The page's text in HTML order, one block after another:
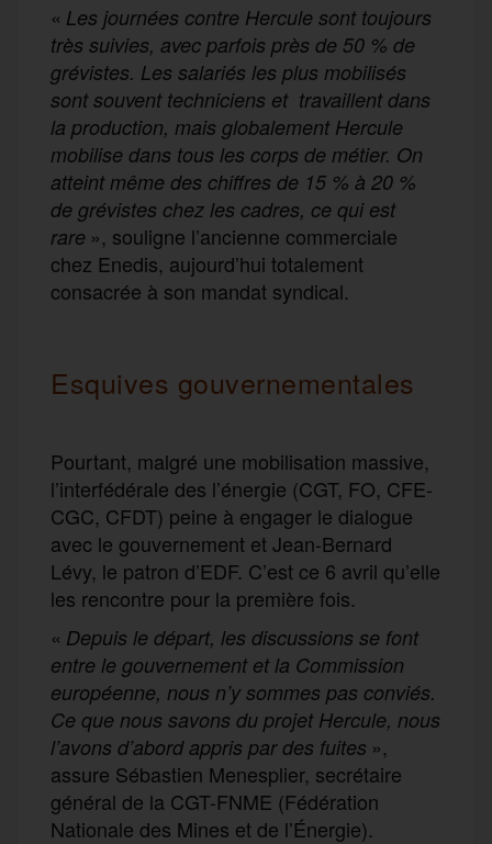
« Les journées contre Hercule sont toujours
très suivies, avec parfois près de 50 % de
grévistes. Les salariés les plus mobilisés
sont souvent techniciens et travaillent dans
la production, mais globalement Hercule
mobilise dans tous les corps de métier. On
atteint même des chiffres de 15 % à 20 %
de grévistes chez les cadres, ce qui est
rare », souligne l’ancienne commerciale
chez Enedis, aujourd’hui totalement
consacrée à son mandat syndical.
Esquives gouvernementales
Pourtant, malgré une mobilisation massive,
l’interfédérale des l’énergie (CGT, FO, CFE-
CGC, CFDT) peine à engager le dialogue
avec le gouvernement et Jean-Bernard
Lévy, le patron d’EDF. C’est ce 6 avril qu’elle
les rencontre pour la première fois.
« Depuis le départ, les discussions se font
entre le gouvernement et la Commission
européenne, nous n’y sommes pas conviés.
Ce que nous savons du projet Hercule, nous
l’avons d’abord appris par des fuites »,
assure Sébastien Menesplier, secrétaire
général de la CGT-FNME (Fédération
Nationale des Mines et de l’Énergie).